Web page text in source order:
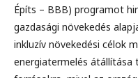
Építs – BBB) programot
gazdasági növekedés
inkluzív növekedési célok
energiatermelés átállítása